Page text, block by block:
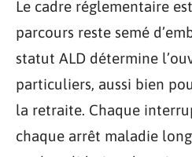
Le cadre réglementaire
parcours reste semé
statut ALD détermine
particuliers, aussi bien
la retraite. Chaque
chaque arrêt maladie